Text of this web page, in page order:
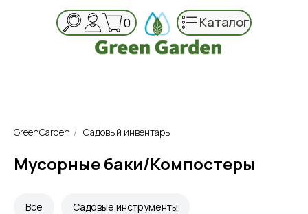
0 Каталог
GreenGarden / Садовый инвентарь
Мусорные баки/Компостеры
Все Садовые инструменты